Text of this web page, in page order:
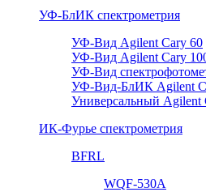
УФ-БлИК спектрометрия
УФ-Вид Agilent Cary 60
УФ-Вид Agilent Cary
УФ-Вид
УФ-Вид-БлИК Agilent
Универсальный Agilent
ИК-Фурье спектрометрия
BFRL
WQF-530A